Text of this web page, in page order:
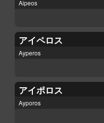
Aipeos
アイペロス
Ayperos
アイポロス
Ayporos